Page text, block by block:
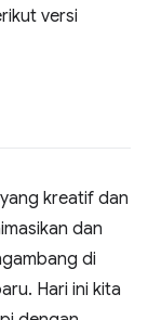
versi
kreatif dan
dan
di
Hari ini kita